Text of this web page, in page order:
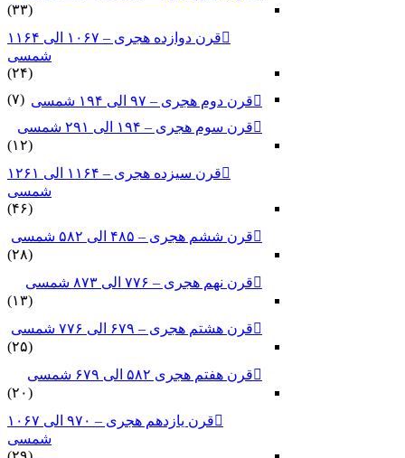
(۳۳)
قرن دوازده هجری – ۱۰۶۷ الی ۱۱۶۴
شمسی
(۲۴)
قرن دوم هجری – ۹۷ الی ۱۹۴ شمسی
(۷)
قرن سوم هجری – ۱۹۴ الی ۲۹۱ شمسی
(۱۲)
قرن سیزده هجری – ۱۱۶۴ الی ۱۲۶۱
شمسی
(۴۶)
قرن ششم هجری – ۴۸۵ الی ۵۸۲ شمسی
(۲۸)
قرن نهم هجری – ۷۷۶ الی ۸۷۳ شمسی
(۱۳)
قرن هشتم هجری – ۶۷۹ الی ۷۷۶ شمسی
(۲۵)
قرن هفتم هجری ۵۸۲ الی ۶۷۹ شمسی
(۲۰)
قرن یازدهم هجری – ۹۷۰ الی ۱۰۶۷
شمسی